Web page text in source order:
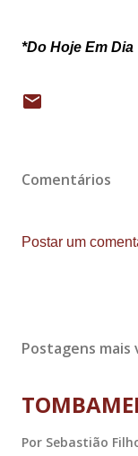
*Do Hoje Em Dia
Comentários
Postar um
Postagens
Por Sebastião